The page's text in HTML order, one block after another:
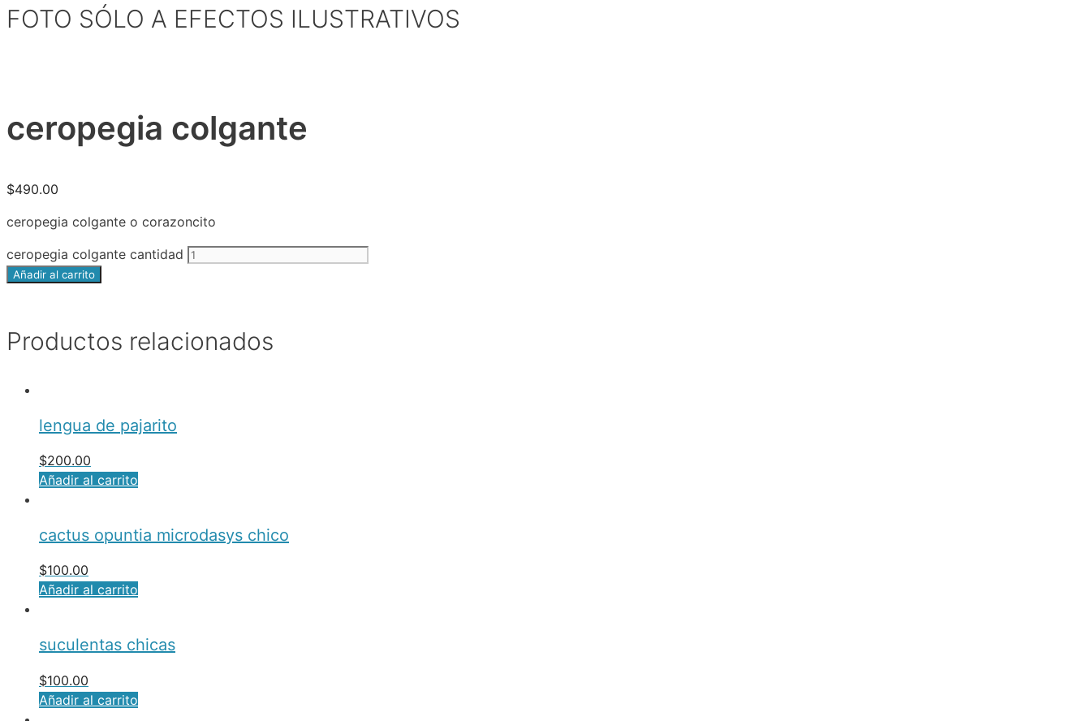
FOTO SÓLO A EFECTOS ILUSTRATIVOS
ceropegia colgante
$490.00
ceropegia colgante o corazoncito
ceropegia colgante cantidad
Añadir al carrito
Productos relacionados
lengua de pajarito
$200.00
Añadir al carrito
cactus opuntia microdasys chico
$100.00
Añadir al carrito
suculentas chicas
$100.00
Añadir al carrito